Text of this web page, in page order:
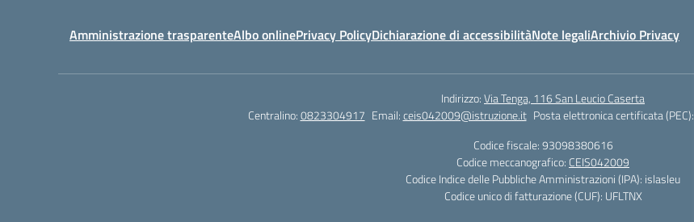
Amministrazione trasparenteAlbo onlinePrivacy PolicyDichiarazione di accessibilitàNote legaliArchivio Privacy
Indirizzo:Via Tenga, 116 San Leucio Caserta
Centralino:0823304917 Email:ceis042009@istruzione.it Posta elettronica certificata (PEC):
Codice fiscale: 93098380616
Codice meccanografico: CEIS042009
Codice Indice delle Pubbliche Amministrazioni (IPA): islasleu
Codice unico di fatturazione (CUF): UFLTNX